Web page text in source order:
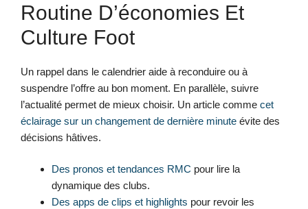
Routine D’économies Et
Culture Foot
Un rappel dans le calendrier aide à reconduire ou à
suspendre l’offre au bon moment. En parallèle, suivre
l’actualité permet de mieux choisir. Un article comme cet
éclairage sur un changement de dernière minute évite des
décisions hâtives.
Des pronos et tendances RMC pour lire la
dynamique des clubs.
Des apps de clips et highlights pour revoir les